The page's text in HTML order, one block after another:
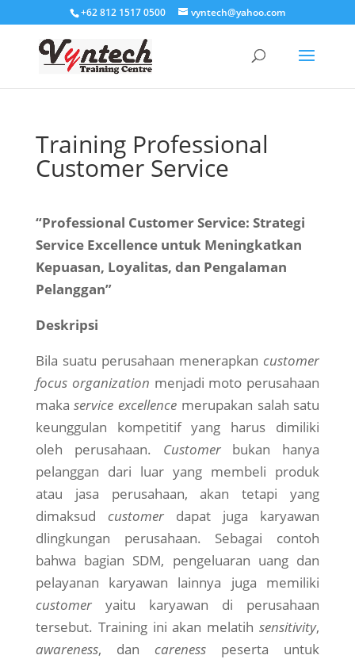
+62 812 1517 0500 vyntech@yahoo.com
Training Professional
Customer Service
“Professional Customer Service: Strategi
Service Excellence untuk Meningkatkan
Kepuasan, Loyalitas, dan Pengalaman
Pelanggan”
Deskripsi
Bila suatu perusahaan menerapkancustomer
focus organization menjadi moto perusahaan
makaservice excellence merupakan salah satu
keunggulan kompetitif yang harus dimiliki
oleh perusahaan. Customerbukan hanya
pelanggan dari luar yang membeli produk
atau jasa perusahaan, akan tetapi yang
dimaksud customer dapat juga karyawan
dlingkungan perusahaan. Sebagai contoh
bahwa bagian SDM, pengeluaran uang dan
pelayanan karyawan lainnya juga memiliki
customeryaitu karyawan di perusahaan
tersebut. Training ini akan melatihsensitivity,
awareness, dan careness peserta untuk